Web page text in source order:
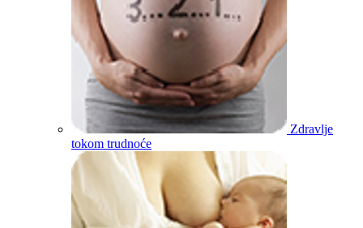
Zdravlje
tokom trudnoće